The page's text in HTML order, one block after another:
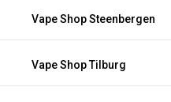
Vape Shop Steenbergen
Vape Shop Tilburg